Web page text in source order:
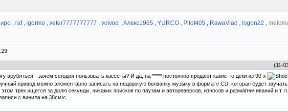
, raf, igormo , veter7777777777 , voivod , Алекс1965 , YURCO , Pilot405 , RawaVlad , logon22 ,
(11-
врубиться - зачем сегодня пользовать кассеты? И да, на ***** постоянно продают какие-то деки из 90-х
привод можно элементарно записать на недорогую болванку музыку в формате CD, которая будет звучать
трек ищется за долю секунды, никаких поисков по паузам и автореверсов, износов и размагничиваний и т. п.
с винила на 38см/с...